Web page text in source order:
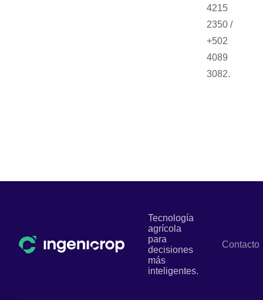
4215
2350 /
+502
4089
3082.
Tecnología
agrícola
para
decisiones
más
inteligentes.
Contacto